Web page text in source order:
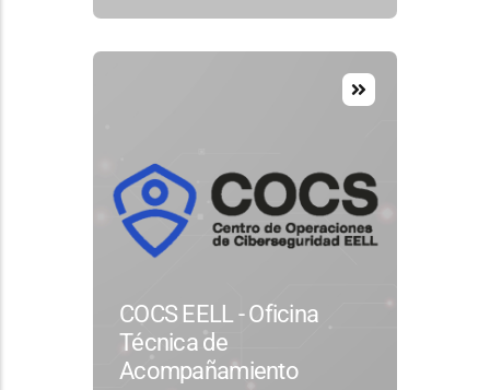
COCS EELL - Oficina
Técnica de
Acompañamiento